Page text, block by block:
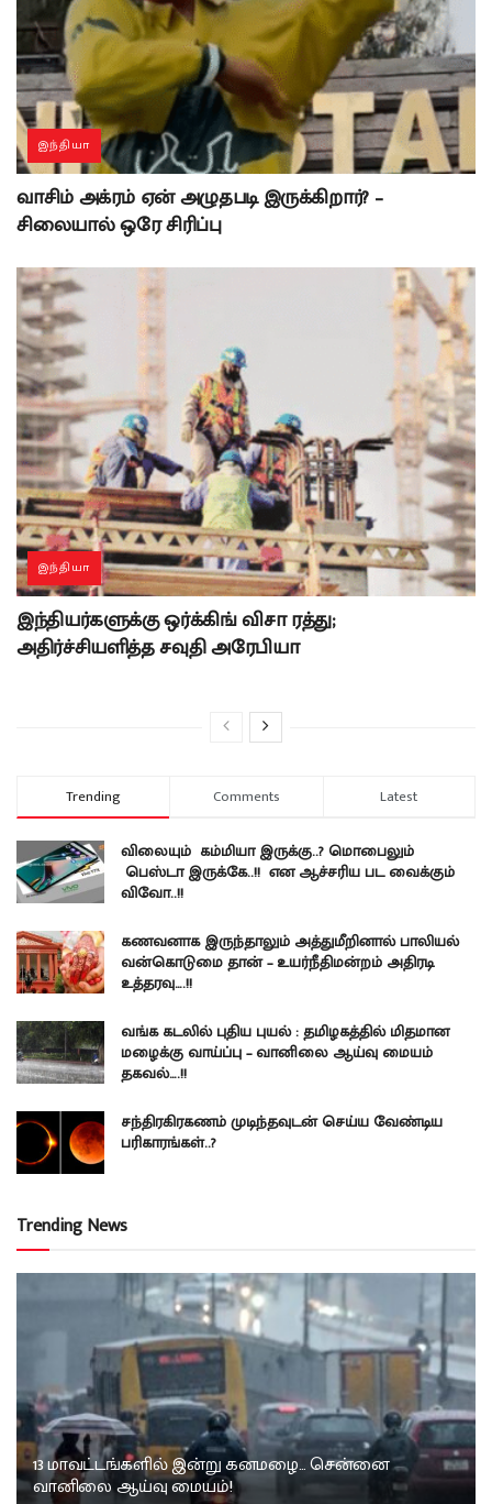
இந்தியா
வாசிம் அக்ரம் ஏன் அழுதபடி இருக்கிறார்? –
சிலையால் ஒரே சிரிப்பு
இந்தியா
இந்தியர்களுக்கு ஒர்க்கிங் விசா ரத்து;
அதிர்ச்சியளித்த சவுதி அரேபியா
Trending Comments Latest
விலையும் கம்மியா இருக்கு..? மொபைலும்
பெஸ்டா இருக்கே..!! என ஆச்சரிய பட வைக்கும்
விவோ..!!
கணவனாக இருந்தாலும் அத்துமீறினால் பாலியல்
வன்கொடுமை தான் – உயர்நீதிமன்றம் அதிரடி
உத்தரவு….!!
வங்க கடலில் புதிய புயல் : தமிழகத்தில் மிதமான
மழைக்கு வாய்ப்பு – வானிலை ஆய்வு மையம்
தகவல்….!!
சந்திரகிரகணம் முடிந்தவுடன் செய்ய வேண்டிய
பரிகாரங்கள்..?
Trending News
13 மாவட்டங்களில் இன்று கனமழை… சென்னை
வானிலை ஆய்வு மையம்!